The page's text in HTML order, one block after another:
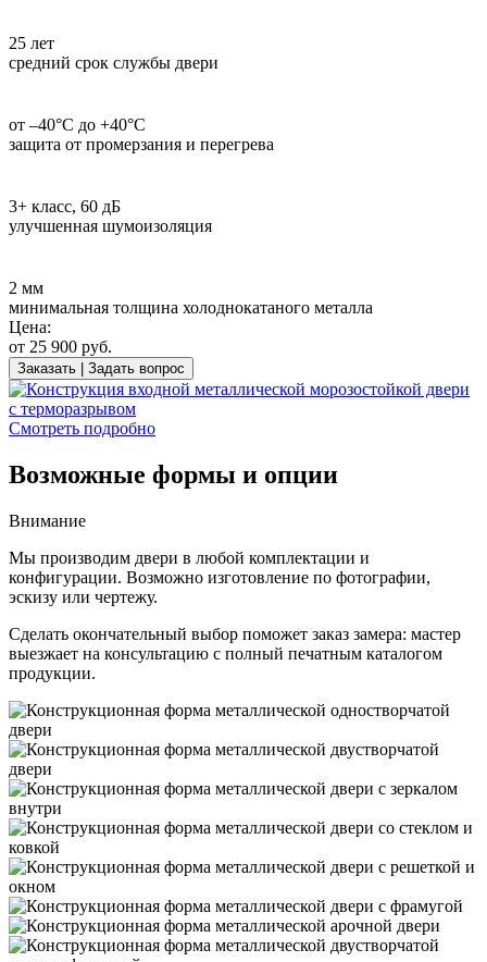
25 лет
средний срок службы двери
от –40°С до +40°С
защита от промерзания и перегрева
3+ класс, 60 дБ
улучшенная шумоизоляция
2 мм
минимальная толщина холоднокатаного металла
Цена:
от 25 900 руб.
Заказать | Задать вопрос
Смотреть подробно
Возможные формы и опции
Внимание
Мы производим двери в любой комплектации и
конфигурации. Возможно изготовление по фотографии,
эскизу или чертежу.
Сделать окончательный выбор поможет заказ замера: мастер
выезжает на консультацию с полный печатным каталогом
продукции.